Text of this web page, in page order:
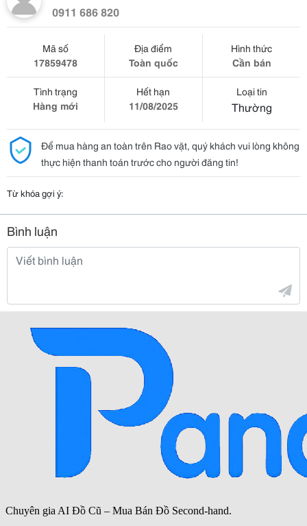
0911 686 820
Mã số
17859478
Địa điểm
Toàn quốc
Hình thức
Cần bán
Tình trạng
Hàng mới
Hết hạn
11/08/2025
Loại tin
Thường
Để mua hàng an toàn trên Rao vặt, quý khách vui lòng không
thực hiện thanh toán trước cho người đăng tin!
Từ khóa gợi ý:
Bình luận